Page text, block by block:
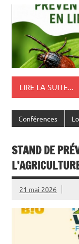
LIRE LA SUITE...
Conférences
STAND DE
21 mai 2026